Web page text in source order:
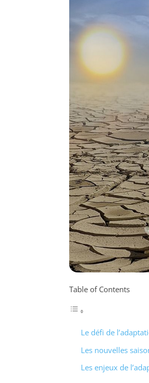
Table of Contents
Le défi de
Les nouvelles
Les enjeux de